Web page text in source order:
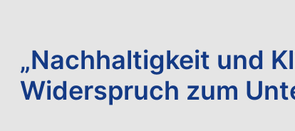
„Nachhaltigkeit und
Widerspruch zum